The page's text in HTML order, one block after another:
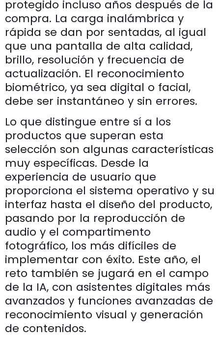
protegido incluso años después de la
compra. La carga inalámbrica y
rápida se dan por sentadas, al igual
que una pantalla de alta calidad,
brillo, resolución y frecuencia de
actualización. El reconocimiento
biométrico, ya sea digital o facial,
debe ser instantáneo y sin errores.
Lo que distingue entre sí a los
productos que superan esta
selección son algunas características
muy específicas. Desde la
experiencia de usuario que
proporciona el sistema operativo y su
interfaz hasta el diseño del producto,
pasando por la reproducción de
audio y el compartimento
fotográfico, los más difíciles de
implementar con éxito. Este año, el
reto también se jugará en el campo
de la IA, con asistentes digitales más
avanzados y funciones avanzadas de
reconocimiento visual y generación
de contenidos.